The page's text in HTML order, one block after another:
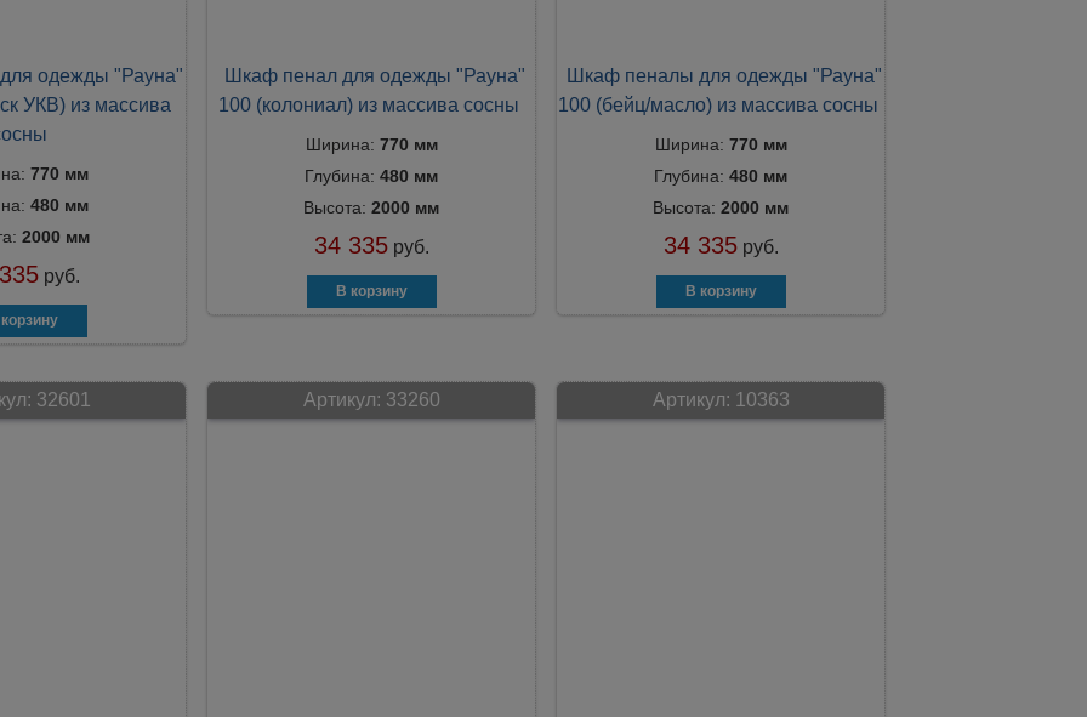
одежды "Рауна"
УКВ) из массива
770 мм
480 мм
2000 мм
руб.
Шкаф пенал для одежды "Рауна"
100 (колониал) из массива сосны
Ширина: 770 мм
Глубина: 480 мм
Высота: 2000 мм
34 335 руб.
Шкаф пеналы для одежды "Рауна"
100 (бейц/масло) из массива сосны
Ширина: 770 мм
Глубина: 480 мм
Высота: 2000 мм
34 335 руб.
32601 Артикул: 33260 Артикул: 10363